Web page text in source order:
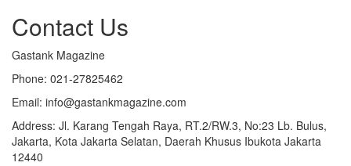
Contact Us
Gastank Magazine
Phone: 021-27825462
Email: info@gastankmagazine.com
Address: Jl. Karang Tengah Raya, RT.2/RW.3, No:23 Lb. Bulus,
Jakarta, Kota Jakarta Selatan, Daerah Khusus Ibukota Jakarta
12440